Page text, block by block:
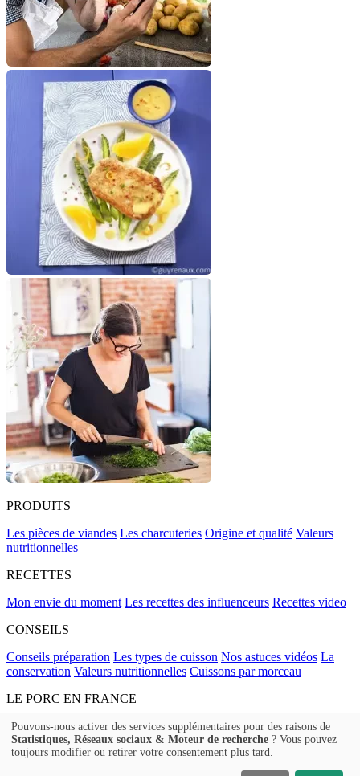
PRODUITS
Les pièces de viandes Les charcuteries Origine et qualité Valeurs
nutritionnelles
RECETTES
Mon envie du moment Les recettes des influenceurs Recettes video
CONSEILS
Conseils préparation Les types de cuisson Nos astuces vidéos La
conservation Valeurs nutritionnelles Cuissons par morceau
LE PORC EN FRANCE
La filière, étape par étape L'élevage de porcs en France Le métier
d'éleveur Le Porc L'engagement de la filière
FAQ Contact Politique de confidentialité Mentions légales
Pouvons-nous activer des services supplémentaires pour des raisons de
Statistiques, Réseaux sociaux & Moteur de recherche ? Vous pouvez
toujours modifier ou retirer votre consentement plus tard.